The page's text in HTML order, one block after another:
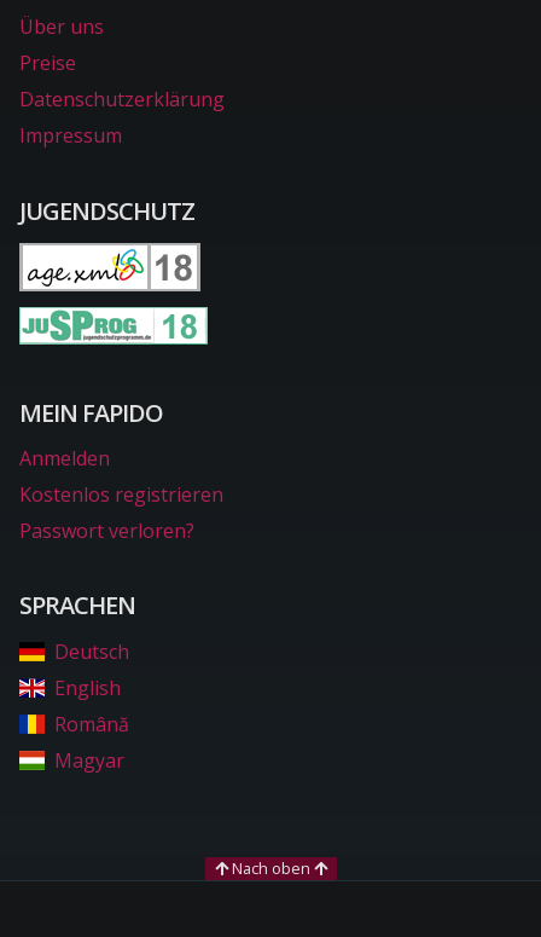
Über uns
Preise
Datenschutzerklärung
Impressum
JUGENDSCHUTZ
MEIN FAPIDO
Anmelden
Kostenlos registrieren
Passwort verloren?
SPRACHEN
Deutsch
English
Română
Magyar
Nach oben